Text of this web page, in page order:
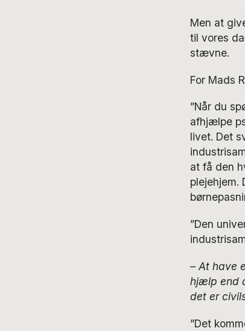
Men at
til vores
stævne.
For Mads
”Når du
afhjælpe
livet. Det
at få den
plejehjem.
”Den
– At have
hjælp end
det er
”Det